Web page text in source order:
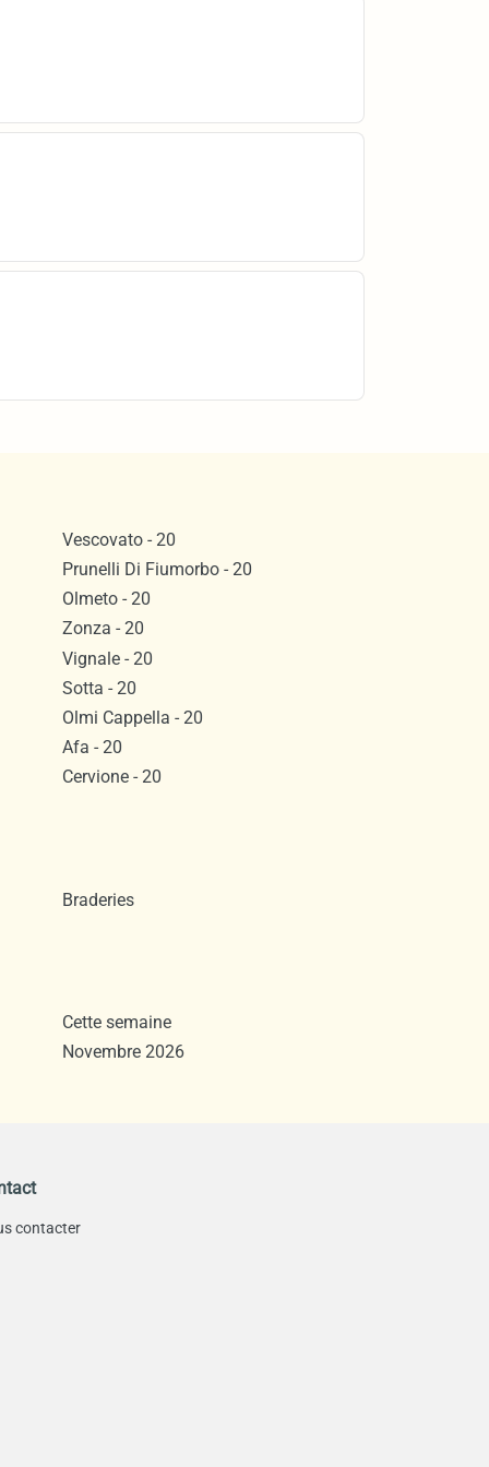
Vescovato - 20
Prunelli Di Fiumorbo - 20
Olmeto - 20
Zonza - 20
Vignale - 20
Sotta - 20
Olmi Cappella - 20
Afa - 20
Cervione - 20
Braderies
Cette semaine
Novembre 2026
contacter